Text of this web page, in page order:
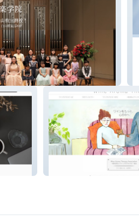
ワインアロマセラピー協会